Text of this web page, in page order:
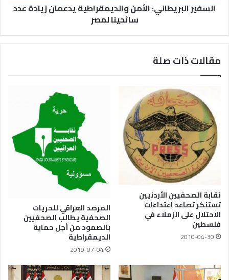
السفير البريطاني: الأمن والديمقراطية يدعمان زيادة عدد
سائحينا لمصر
مقالات ذات صلة
نقابة الصحفيين الأردنيين
تستنكر تصاعد اعتداءات
الاحتلال على الزملاء في
فلسطين
2010-04-30
المرصد العراقي للحريات
الصحفية يطالب الصحفيين
بالصمود من أجل حماية
الديمقراطية
2019-07-04